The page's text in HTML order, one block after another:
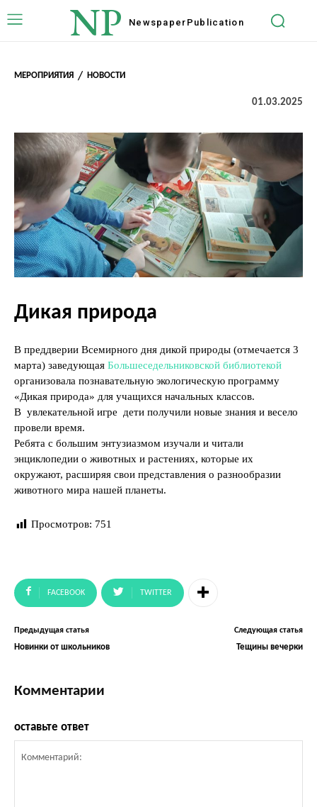
NP Newspaper Publication
МЕРОПРИЯТИЯ НОВОСТИ
01.03.2025
Дикая природа
В преддверии Всемирного дня дикой природы (отмечается 3
марта) заведующая Большеседельниковской библиотекой
организовала познавательную экологическую программу
«Дикая природа» для учащихся начальных классов.
В увлекательной игре дети получили новые знания и весело
провели время.
Ребята с большим энтузиазмом изучали и читали
энциклопедии о животных и растениях, которые их
окружают, расширяя свои представления о разнообразии
животного мира нашей планеты.
Просмотров: 751
FACEBOOK TWITTER
Предыдущая статья
Новинки от школьников
Следующая статья
Тещины вечерки
Комментарии
оставьте ответ